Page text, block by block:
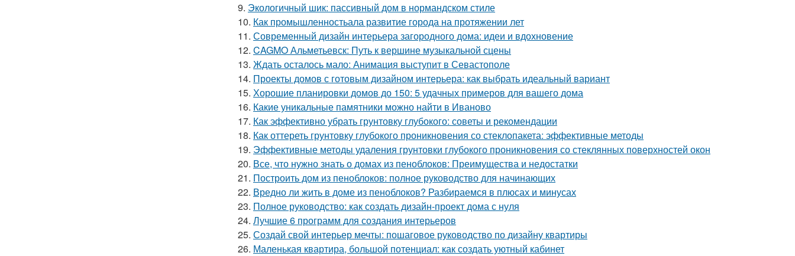
9. Экологичный шик: пассивный дом в нормандском стиле
10. Как промышленностьала развитие города на протяжении лет
11. Современный дизайн интерьера загородного дома: идеи и вдохновение
12. CAGMO Альметьевск: Путь к вершине музыкальной сцены
13. Ждать осталось мало: Анимация выступит в Севастополе
14. Проекты домов с готовым дизайном интерьера: как выбрать идеальный вариант
15. Хорошие планировки домов до 150: 5 удачных примеров для вашего дома
16. Какие уникальные памятники можно найти в Иваново
17. Как эффективно убрать грунтовку глубокого: советы и рекомендации
18. Как оттереть грунтовку глубокого проникновения со стеклопакета: эффективные методы
19. Эффективные методы удаления грунтовки глубокого проникновения со стеклянных поверхностей окон
20. Все, что нужно знать о домах из пеноблоков: Преимущества и недостатки
21. Построить дом из пеноблоков: полное руководство для начинающих
22. Вредно ли жить в доме из пеноблоков? Разбираемся в плюсах и минусах
23. Полное руководство: как создать дизайн-проект дома с нуля
24. Лучшие 6 программ для создания интерьеров
25. Создай свой интерьер мечты: пошаговое руководство по дизайну квартиры
26. Маленькая квартира, большой потенциал: как создать уютный кабинет